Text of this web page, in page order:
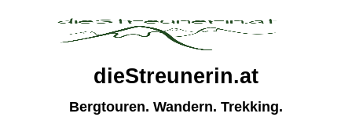
dieStreunerin.at
Bergtouren. Wandern. Trekking.